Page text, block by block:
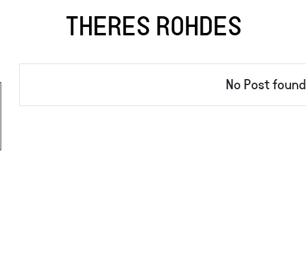
THERES ROHDES
No Post found